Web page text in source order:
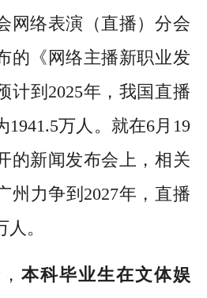
网络表演（直播）分会
的《网络主播新职业发
计到2025年，我国直播
1941.5万人。就在6月19
的新闻发布会上，相关
州力争到2027年，直播
。
本科毕业生在文体娱